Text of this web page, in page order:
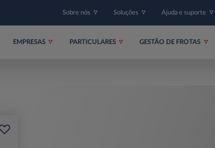
Sobre nós Soluções Ajuda e suporte
EMPRESAS PARTICULARES GESTÃO DE FROTAS